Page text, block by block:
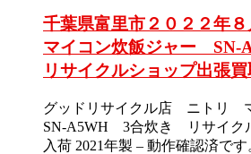
千葉県富里市２０２２年
マイコン炊飯ジャー
リサイクルショップ出張買
グッドリサイクル店 ニトリ
SN-A5WH 3合炊き リサイク
入荷 2021年製 – 動作確認済で